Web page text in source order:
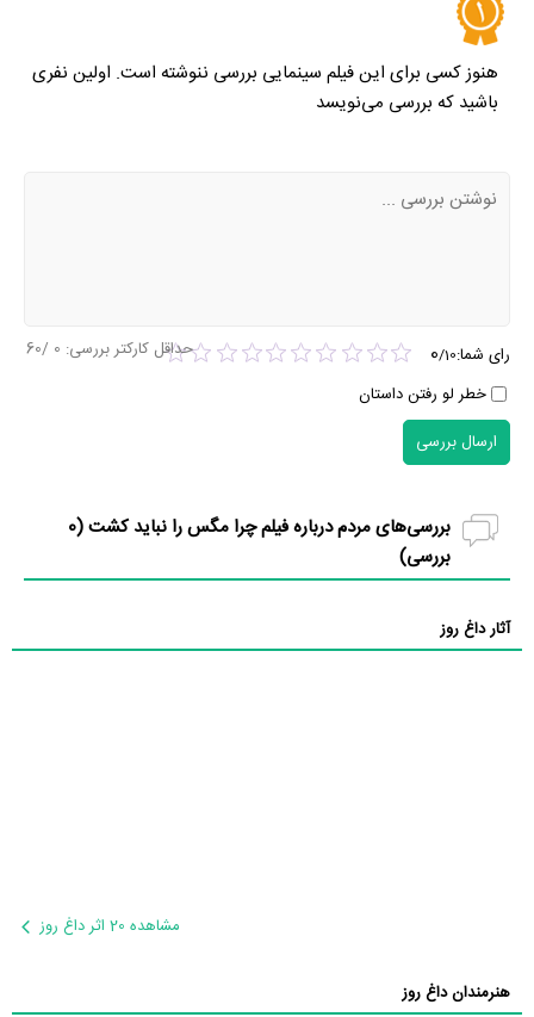
هنوز کسی برای این فیلم سینمایی بررسی ننوشته است. اولین نفری
باشید که بررسی می‌نویسد
رای شما: 0/10
خطر لو رفتن داستان
حداقل کارکتر بررسی: 0
/60
ارسال بررسی
بررسی‌های مردم درباره فیلم چرا مگس را نباید کشت (0
بررسی)
آثار داغ روز
مشاهده 20 اثر داغ روز
هنرمندان داغ روز